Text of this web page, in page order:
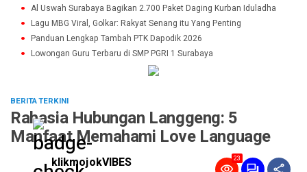
Al Uswah Surabaya Bagikan 2.700 Paket Daging Kurban Iduladha
Lagu MBG Viral, Golkar: Rakyat Senang itu Yang Penting
Panduan Lengkap Tambah PTK Dapodik 2026
Lowongan Guru Terbaru di SMP PGRI 1 Surabaya
BERITA TERKINI
Rahasia Hubungan Langgeng: 5
Manfaat Memahami Love Language
klikmojokVIBES 23